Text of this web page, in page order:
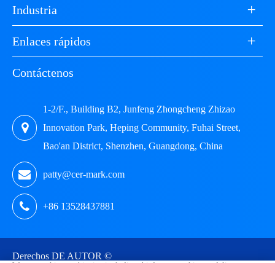
Industria +
Enlaces rápidos +
Contáctenos
1-2/F., Building B2, Junfeng Zhongcheng Zhizao
Innovation Park, Heping Community, Fuhai Street,
Bao'an District, Shenzhen, Guangdong, China
patty@cer-mark.com
+86 13528437881
Derechos DE AUTOR ©